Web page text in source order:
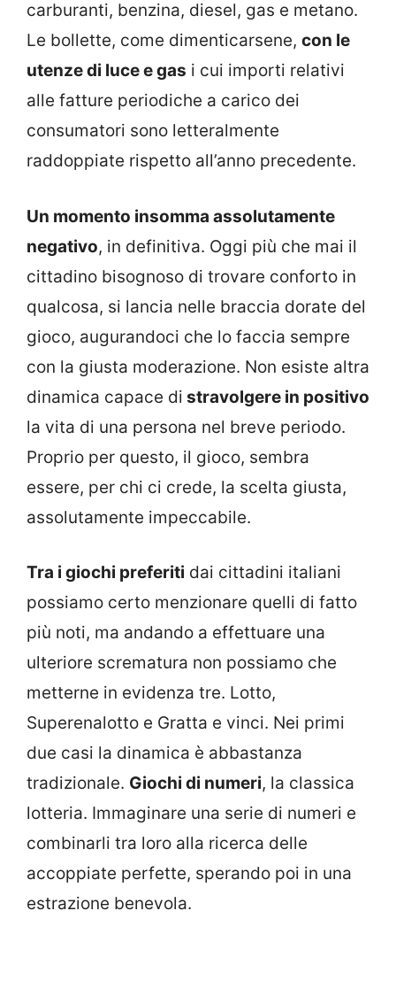
carburanti, benzina, diesel, gas e metano.
Le bollette, come dimenticarsene, con le
utenze di luce e gas i cui importi relativi
alle fatture periodiche a carico dei
consumatori sono letteralmente
raddoppiate rispetto all’anno precedente.
Un momento insomma assolutamente
negativo, in definitiva. Oggi più che mai il
cittadino bisognoso di trovare conforto in
qualcosa, si lancia nelle braccia dorate del
gioco, augurandoci che lo faccia sempre
con la giusta moderazione. Non esiste altra
dinamica capace di stravolgere in positivo
la vita di una persona nel breve periodo.
Proprio per questo, il gioco, sembra
essere, per chi ci crede, la scelta giusta,
assolutamente impeccabile.
Tra i giochi preferiti dai cittadini italiani
possiamo certo menzionare quelli di fatto
più noti, ma andando a effettuare una
ulteriore scrematura non possiamo che
metterne in evidenza tre. Lotto,
Superenalotto e Gratta e vinci. Nei primi
due casi la dinamica è abbastanza
tradizionale. Giochi di numeri, la classica
lotteria. Immaginare una serie di numeri e
combinarli tra loro alla ricerca delle
accoppiate perfette, sperando poi in una
estrazione benevola.